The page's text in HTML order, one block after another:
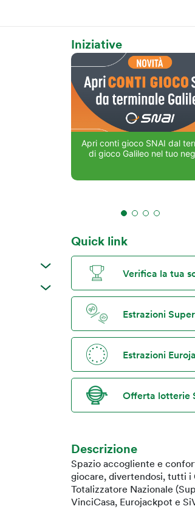
Quick link
Verifica la tua
Estrazioni
Estrazioni
Offerta lotterie
Iniziative
Apri conti gioco SNAI dal
di gioco Galileo nel tuo
Descrizione
Spazio accogliente e
giocare, divertendosi, tutti i
Totalizzatore Nazionale
VinciCasa, Eurojackpot e